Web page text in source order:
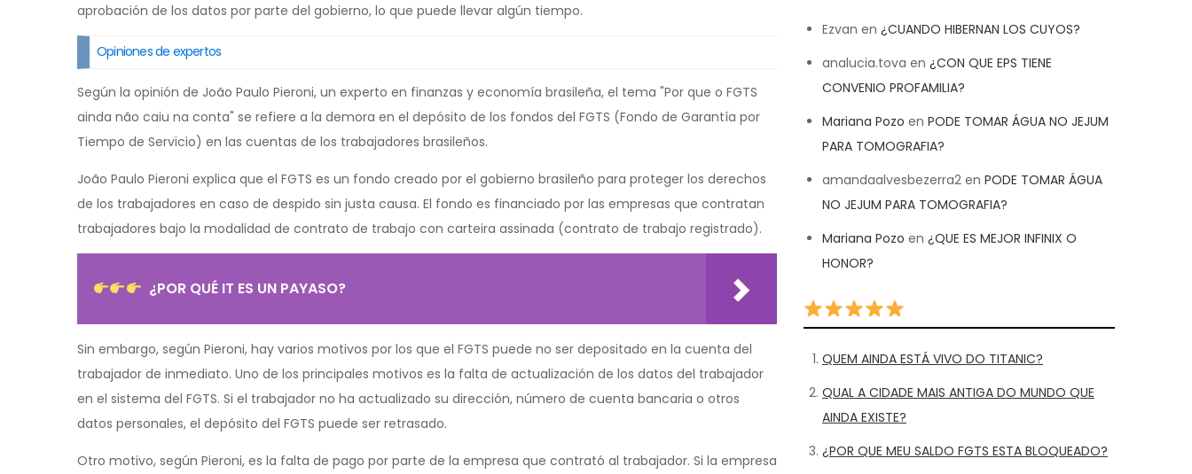
aprobación de los datos por parte del gobierno, lo que puede llevar algún tiempo.
Opiniones de expertos
Según la opinión de João Paulo Pieroni, un experto en finanzas y economía brasileña, el tema "Por que o FGTS
ainda não caiu na conta" se refiere a la demora en el depósito de los fondos del FGTS (Fondo de Garantía por
Tiempo de Servicio) en las cuentas de los trabajadores brasileños.
João Paulo Pieroni explica que el FGTS es un fondo creado por el gobierno brasileño para proteger los derechos
de los trabajadores en caso de despido sin justa causa. El fondo es financiado por las empresas que contratan
trabajadores bajo la modalidad de contrato de trabajo con carteira assinada (contrato de trabajo registrado).
¿POR QUÉ IT ES UN PAYASO?
Sin embargo, según Pieroni, hay varios motivos por los que el FGTS puede no ser depositado en la cuenta del
trabajador de inmediato. Uno de los principales motivos es la falta de actualización de los datos del trabajador
en el sistema del FGTS. Si el trabajador no ha actualizado su dirección, número de cuenta bancaria o otros
datos personales, el depósito del FGTS puede ser retrasado.
Otro motivo, según Pieroni, es la falta de pago por parte de la empresa que contrató al trabajador. Si la empresa
Ezvan en ¿CUANDO HIBERNAN LOS CUYOS?
analucia.tova en ¿CON QUE EPS TIENE
CONVENIO PROFAMILIA?
Mariana Pozo en PODE TOMAR ÁGUA NO JEJUM
PARA TOMOGRAFIA?
amandaalvesbezerra2 en PODE TOMAR ÁGUA
NO JEJUM PARA TOMOGRAFIA?
Mariana Pozo en ¿QUE ES MEJOR INFINIX O
HONOR?
QUEM AINDA ESTÁ VIVO DO TITANIC?
QUAL A CIDADE MAIS ANTIGA DO MUNDO QUE
AINDA EXISTE?
¿POR QUE MEU SALDO FGTS ESTA BLOQUEADO?